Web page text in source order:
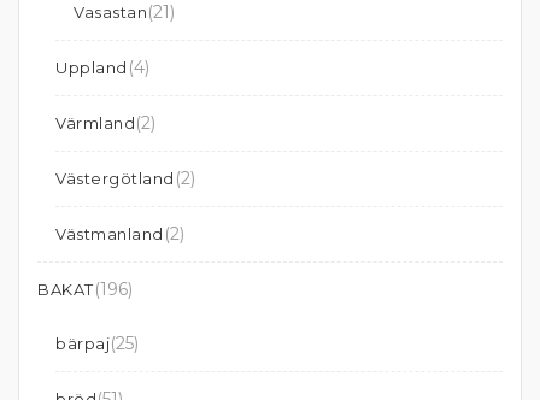
Vasastan(21)
Uppland (4)
Värmland(2)
Västergötland (2)
Västmanland (2)
BAKAT(196)
bärpaj(25)